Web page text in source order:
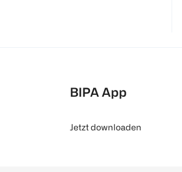
BIPA App
Jetzt downloaden